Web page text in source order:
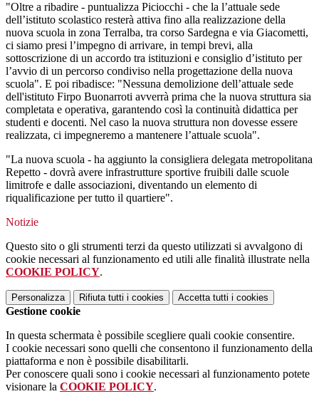
"Oltre a ribadire - puntualizza Piciocchi - che la l’attuale sede
dell’istituto scolastico resterà attiva fino alla realizzazione della
nuova scuola in zona Terralba, tra corso Sardegna e via Giacometti,
ci siamo presi l’impegno di arrivare, in tempi brevi, alla
sottoscrizione di un accordo tra istituzioni e consiglio d’istituto per
l’avvio di un percorso condiviso nella progettazione della nuova
scuola". E poi ribadisce: "Nessuna demolizione dell’attuale sede
dell'istituto Firpo Buonarroti avverrà prima che la nuova struttura sia
completata e operativa, garantendo così la continuità didattica per
studenti e docenti. Nel caso la nuova struttura non dovesse essere
realizzata, ci impegneremo a mantenere l’attuale scuola".
"La nuova scuola - ha aggiunto la consigliera delegata metropolitana
Repetto - dovrà avere infrastrutture sportive fruibili dalle scuole
limitrofe e dalle associazioni, diventando un elemento di
riqualificazione per tutto il quartiere".
Notizie
Questo sito o gli strumenti terzi da questo utilizzati si avvalgono di
cookie necessari al funzionamento ed utili alle finalità illustrate nella
COOKIE POLICY.
Personalizza Rifiuta tutti i cookies Accetta tutti i cookies
Gestione cookie
In questa schermata è possibile scegliere quali cookie consentire.
I cookie necessari sono quelli che consentono il funzionamento della
piattaforma e non è possibile disabilitarli.
Per conoscere quali sono i cookie necessari al funzionamento potete
visionare la COOKIE POLICY.